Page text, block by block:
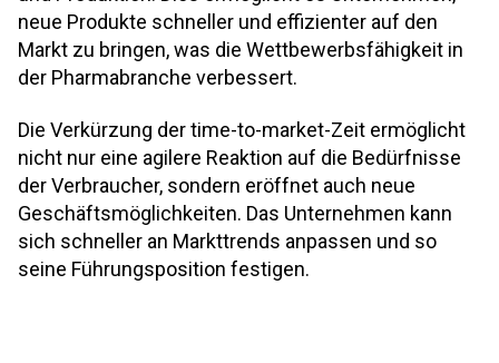
neue Produkte schneller und effizienter auf den
Markt zu bringen, was die Wettbewerbsfähigkeit in
der Pharmabranche verbessert.
Die Verkürzung der time-to-market-Zeit ermöglicht
nicht nur eine agilere Reaktion auf die Bedürfnisse
der Verbraucher, sondern eröffnet auch neue
Geschäftsmöglichkeiten. Das Unternehmen kann
sich schneller an Markttrends anpassen und so
seine Führungsposition festigen.